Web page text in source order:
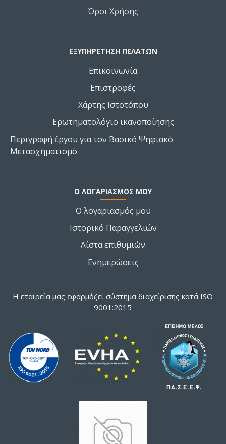
Όροι Χρήσης
ΕΞΥΠΗΡΕΤΗΣΗ ΠΕΛΑΤΩΝ
Επικοινωνία
Επιστροφές
Χάρτης Ιστοτόπου
Ερωτηματολόγιο ικανοποίησης
Περιγραφή έργου για τον Βασικό Ψηφιακό
Μετασχηματισμό
Ο ΛΟΓΑΡΙΑΣΜΌΣ ΜΟΥ
Ο λογαριασμός μου
Ιστορικό Παραγγελιών
Λίστα επιθυμιών
Ενημερώσεις
Η εταιρεία μας εφαρμόζει σύστημα διαχείρισης κατά ISO
9001:2015